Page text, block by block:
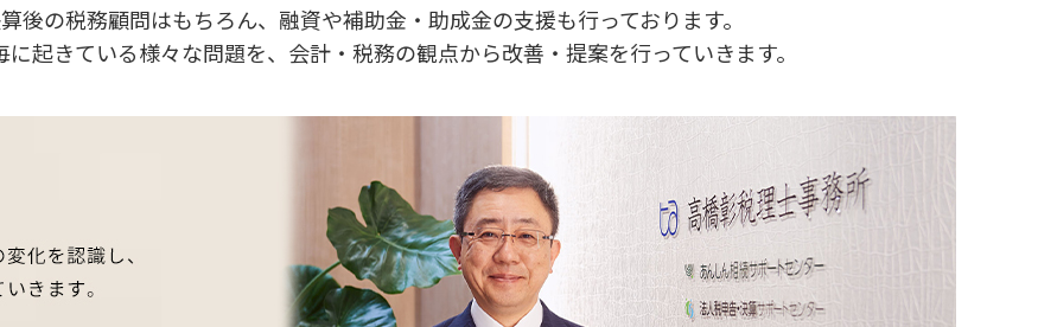
後の税務顧問はもちろん、融資や補助金・助成金の支援も行っております。
起きている様々な問題を、会計・税務の観点から改善・提案を行っていきます。